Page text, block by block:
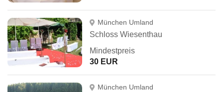
München Umland
Schloss Wiesenthau
Mindestpreis
30 EUR
München Umland